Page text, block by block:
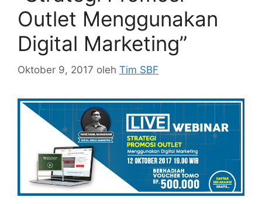
Outlet Menggunakan
Digital Marketing”
Oktober 9, 2017 oleh Tim SBF